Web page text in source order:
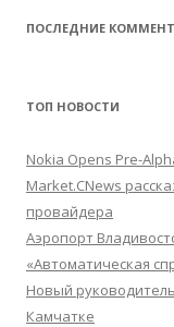
ПОСЛЕДНИЕ
ТОП НОВОСТИ
Nokia Opens Pre-
Market.CNews
провайдера
Аэропорт
«Автоматическая
Новый
Камчатке